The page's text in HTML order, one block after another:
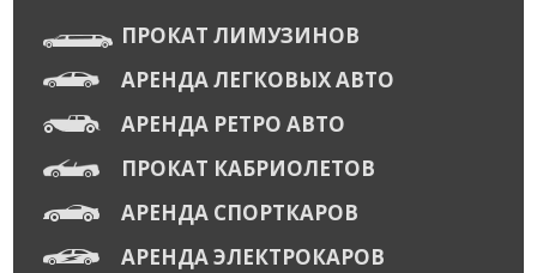
ПРОКАТ ЛИМУЗИНОВ
АРЕНДА ЛЕГКОВЫХ АВТО
АРЕНДА РЕТРО АВТО
ПРОКАТ КАБРИОЛЕТОВ
АРЕНДА СПОРТКАРОВ
АРЕНДА ЭЛЕКТРОКАРОВ